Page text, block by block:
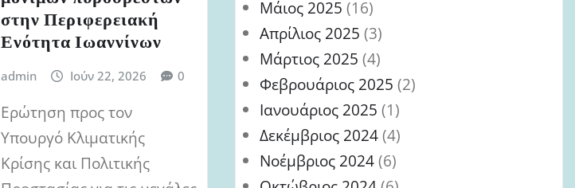
στην Περιφερειακή
Ενότητα Ιωαννίνων
admin Ιούν 22, 2026 0
Ερώτηση προς τον
Υπουργό Κλιματικής
Κρίσης και Πολιτικής
Μάιος 2025 (16)
Απρίλιος 2025 (3)
Μάρτιος 2025 (4)
Φεβρουάριος 2025 (2)
Ιανουάριος 2025 (1)
Δεκέμβριος 2024(4)
Νοέμβριος 2024(6)